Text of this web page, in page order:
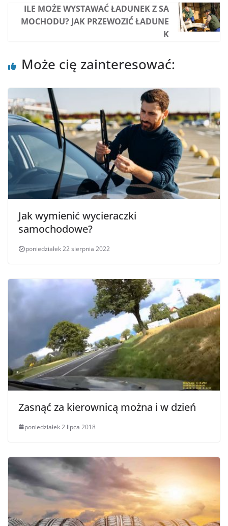
ILE MOŻE WYSTAWAĆ ŁADUNEK Z SA
MOCHODU? JAK PRZEWOZIĆ ŁADUNE
K
Może cię zainteresować:
Jak wymienić wycieraczki
samochodowe?
poniedziałek 22 sierpnia 2022
Zasnąć za kierownicą można i w dzień
poniedziałek 2 lipca 2018